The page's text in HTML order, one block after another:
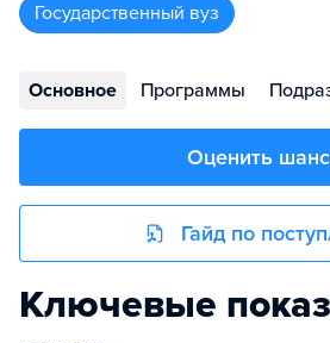
Государственный вуз
Основное Программы
Оценить
Гайд по
Ключевые